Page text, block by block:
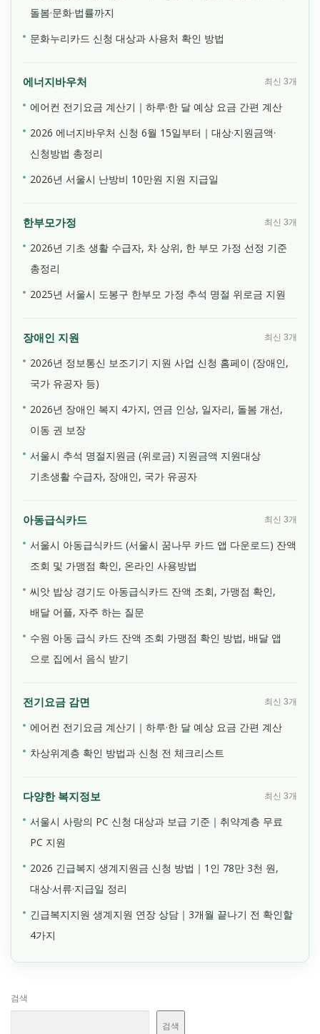
돌봄·문화·법률까지
문화누리카드 신청 대상과 사용처 확인 방법
에너지바우처 최신 3개
에어컨 전기요금 계산기｜하루·한 달 예상 요금 간편 계산
2026 에너지바우처 신청 6월 15일부터｜대상·지원금액·
신청방법 총정리
2026년 서울시 난방비 10만원 지원 지급일
한부모가정 최신 3개
2026년 기초 생활 수급자, 차 상위, 한 부모 가정 선정 기준
총정리
2025년 서울시 도봉구 한부모 가정 추석 명절 위로금 지원
장애인 지원 최신 3개
2026년 정보통신 보조기기 지원 사업 신청 홈페이 (장애인,
국가 유공자 등)
2026년 장애인 복지 4가지, 연금 인상, 일자리, 돌봄 개선,
이동 권 보장
서울시 추석 명절지원금 (위로금) 지원금액 지원대상
기초생활 수급자, 장애인, 국가 유공자
아동급식카드 최신 3개
서울시 아동급식카드 (서울시 꿈나무 카드 앱 다운로드) 잔액
조회 및 가맹점 확인, 온라인 사용방법
씨앗 밥상 경기도 아동급식카드 잔액 조회, 가맹점 확인,
배달 어플, 자주 하는 질문
수원 아동 급식 카드 잔액 조회 가맹점 확인 방법, 배달 앱
으로 집에서 음식 받기
전기요금 감면 최신 3개
에어컨 전기요금 계산기｜하루·한 달 예상 요금 간편 계산
차상위계층 확인 방법과 신청 전 체크리스트
다양한 복지정보 최신 3개
서울시 사랑의 PC 신청 대상과 보급 기준｜취약계층 무료
PC 지원
2026 긴급복지 생계지원금 신청 방법｜1인 78만 3천 원,
대상·서류·지급일 정리
긴급복지지원 생계지원 연장 상담｜3개월 끝나기 전 확인할
4가지
검색
검색